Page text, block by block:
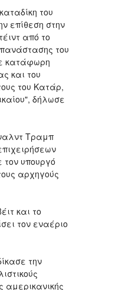
του
επίθεση στην
από το
του
κατάφωρη
και του
του Κατάρ,
δήλωσε
Τραμπ
τον υπουργό
αρχηγούς
και το
τον εναέριο
την
αμερικανικής